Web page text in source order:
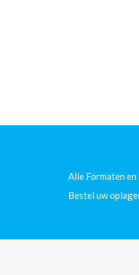
Alle Formaten
Bestel uw